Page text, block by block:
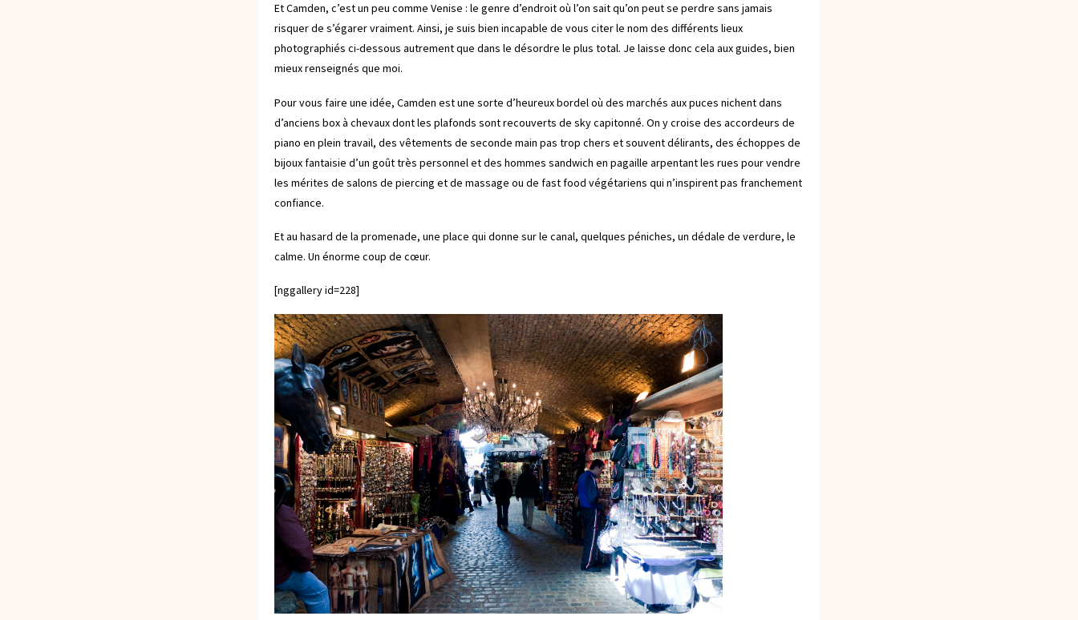
Et Camden, c’est un peu comme Venise : le genre d’endroit où l’on sait qu’on peut se perdre sans jamais
risquer de s’égarer vraiment. Ainsi, je suis bien incapable de vous citer le nom des différents lieux
photographiés ci-dessous autrement que dans le désordre le plus total. Je laisse donc cela aux guides, bien
mieux renseignés que moi.
Pour vous faire une idée, Camden est une sorte d’heureux bordel où des marchés aux puces nichent dans
d’anciens box à chevaux dont les plafonds sont recouverts de sky capitonné. On y croise des accordeurs de
piano en plein travail, des vêtements de seconde main pas trop chers et souvent délirants, des échoppes de
bijoux fantaisie d’un goût très personnel et des hommes sandwich en pagaille arpentant les rues pour vendre
les mérites de salons de piercing et de massage ou de fast food végétariens qui n’inspirent pas franchement
confiance.
Et au hasard de la promenade, une place qui donne sur le canal, quelques péniches, un dédale de verdure, le
calme. Un énorme coup de cœur.
[nggallery id=228]